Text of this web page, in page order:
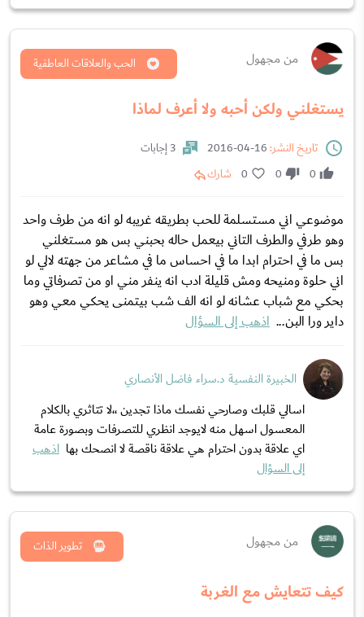
من مجهول
يستغلني ولكن أحبه ولا أعرف لماذا
الحب والعلاقات العاطفية
تاريخ النشر:
3 إجابات
0
0
0 شارك
موضوعي اني مستسلمة للحب بطريقه غريبه لو انه من طرف واحد
وهو طرفي والطرف التاني بيعمل حاله بحبني بس هو مستغلني
بس ما في احترام ابدا ما في احساس ما في مشاعر من جهته لالي لو
اني حلوة ومنيحه ومش قليلة ادب انه ينفر مني او من تصرفاتي وما
بحكي مع شباب عشانه لو انه الف شب بيتمنى يحكي معي وهو
داير ورا البن... اذهب إلى السؤال
الخبيرة النفسية د.سراء فاضل الأنصاري
اسالي قلبك وصارحي نفسك ماذا تجدين ،،لا تتاثري بالكلام
المعسول اسهل منه لايوجد انظري للتصرفات وبصورة عامة
اي علاقة بدون احترام هي علاقة ناقصة لا انصحك بها اذهب
إلى السؤال
من مجهول
كيف تتعايش مع الغربة
تطوير الذات